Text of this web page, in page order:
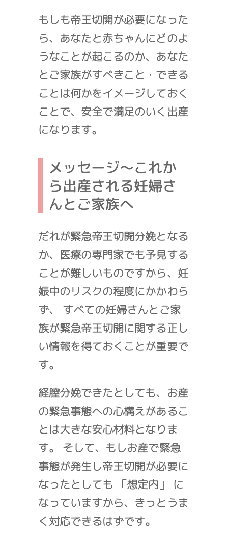
もしも帝王切開が必要になった
ら、あなたと赤ちゃんにどのよ
うなことが起こるのか、あなた
とご家族がすべきこと・できる
ことは何かをイメージしておく
ことで、安全で満足のいく出産
になります。
メッセージ〜これか
ら出産される妊婦さ
んとご家族へ
だれが緊急帝王切開分娩となる
か、医療の専門家でも予見する
ことが難しいものですから、妊
娠中のリスクの程度にかかわら
ず、 すべての妊婦さんとご家
族が緊急帝王切開に関する正し
い情報を得ておくことが重要で
す。
経膣分娩できたとしても、お産
の緊急事態への心構えがあるこ
とは大きな安心材料となりま
す。 そして、もしお産で緊急
事態が発生し帝王切開が必要に
なったとしても 「想定内」 に
なっていますから、きっとうま
く対応できるはずです。